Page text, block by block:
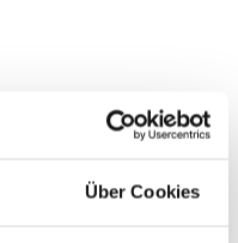
Über Cookies